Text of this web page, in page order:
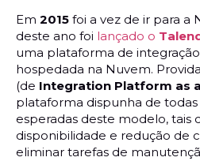
Em 2015 foi a vez de ir para a
deste ano foi lançado o
uma plataforma de
hospedada na Nuvem.
(de Integration Platform as
plataforma dispunha de todas
esperadas deste modelo, tais
disponibilidade e redução de
eliminar tarefas de